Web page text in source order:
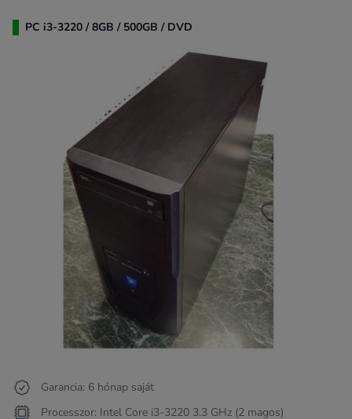
PC i3-3220 / 8GB / 500GB / DVD
Garancia: 6 hónap saját
Processzor: Intel Core i3-3220 3.3 GHz (2 magos)